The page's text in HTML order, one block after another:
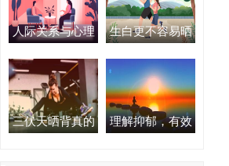
人际关系与心理 生白更不容易晒
三伏天晒背真的 理解抑郁，有效